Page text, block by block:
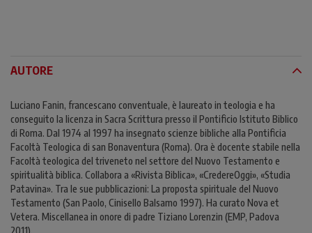
AUTORE
Luciano Fanin, francescano conventuale, è laureato in teologia e ha
conseguito la licenza in Sacra Scrittura presso il Pontificio Istituto Biblico
di Roma. Dal 1974 al 1997 ha insegnato scienze bibliche alla Pontificia
Facoltà Teologica di san Bonaventura (Roma). Ora è docente stabile nella
Facoltà teologica del triveneto nel settore del Nuovo Testamento e
spiritualità biblica. Collabora a «Rivista Biblica», «CredereOggi», «Studia
Patavina». Tra le sue pubblicazioni: La proposta spirituale del Nuovo
Testamento (San Paolo, Cinisello Balsamo 1997). Ha curato Nova et
Vetera. Miscellanea in onore di padre Tiziano Lorenzin (EMP, Padova